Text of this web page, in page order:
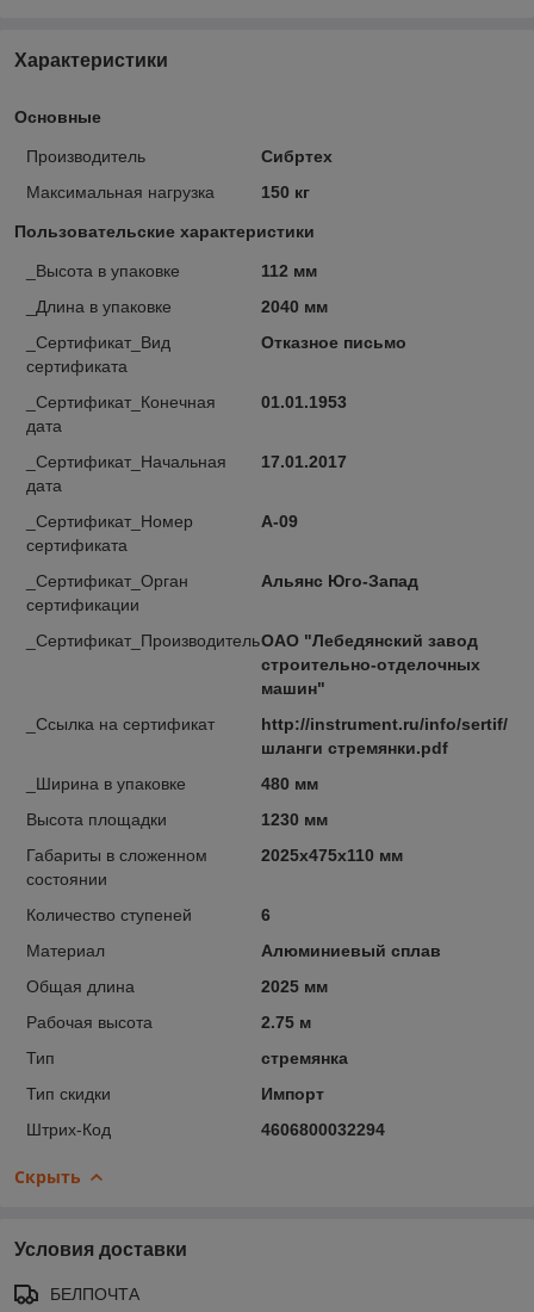
Характеристики
Основные
Производитель
Сибртех
Максимальная нагрузка
150 кг
Пользовательские характеристики
_Высота в упаковке
112 мм
_Длина в упаковке
2040 мм
_Сертификат_Вид
сертификата
Отказное письмо
_Сертификат_Конечная
дата
01.01.1953
_Сертификат_Начальная
дата
17.01.2017
_Сертификат_Номер
сертификата
А-09
_Сертификат_Орган
сертификации
Альянс Юго-Запад
_Сертификат_ПроизводительОАО "Лебедянский завод
строительно-отделочных
машин"
_Ссылка на сертификат
http://instrument.ru/info/sertif/
шланги стремянки.pdf
_Ширина в упаковке
480 мм
Высота площадки
1230 мм
Габариты в сложенном
состоянии
2025х475х110 мм
Количество ступеней
6
Материал
Алюминиевый сплав
Общая длина
2025 мм
Рабочая высота
2.75 м
Тип
стремянка
Тип скидки
Импорт
Штрих-Код
4606800032294
Скрыть
Условия доставки
БЕЛПОЧТА